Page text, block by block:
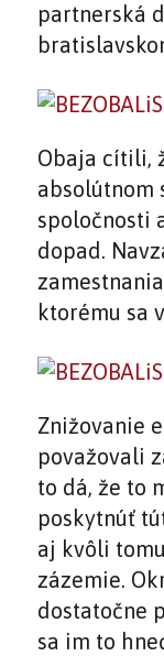
partnerská
Obaja cítili,
absolútnom
spoločnosti
dopad.
ktorému sa
Znižovanie
považovali
to dá, že to
poskytnúť
aj kvôli
zázemie.
dostatočne
sa im to